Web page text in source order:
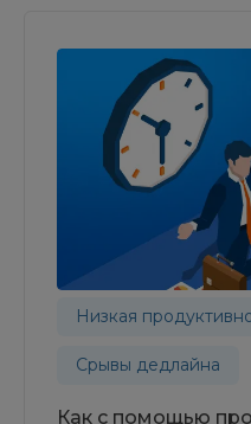
Низкая
Срывы дедлайна
Как с помощью